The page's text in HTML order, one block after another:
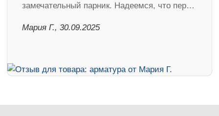
замечательный парник. Надеемся, что пер…
Мария Г., 30.09.2025